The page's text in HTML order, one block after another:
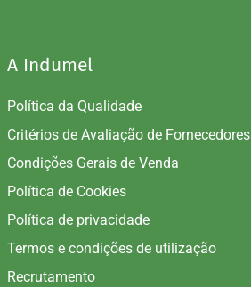
A Indumel
Política da Qualidade
Critérios de Avaliação de Fornecedores
Condições Gerais de Venda
Política de Cookies
Política de privacidade
Termos e condições de utilização
Recrutamento